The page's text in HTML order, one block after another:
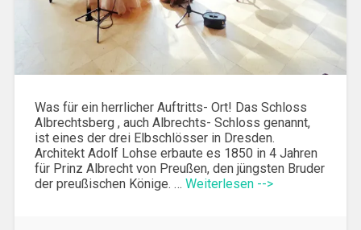
Was für ein herrlicher Auftritts- Ort! Das Schloss
Albrechtsberg , auch Albrechts- Schloss genannt,
ist eines der drei Elbschlösser in Dresden.
Architekt Adolf Lohse erbaute es 1850 in 4 Jahren
für Prinz Albrecht von Preußen, den jüngsten Bruder
der preußischen Könige. … Weiterlesen -->